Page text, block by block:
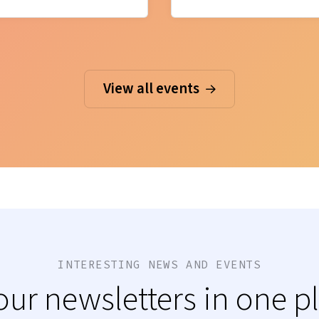
View all events
INTERESTING NEWS AND EVENTS
newsletters in one